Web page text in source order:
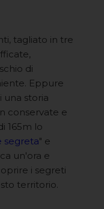
tagliato in tre
di
Eppure
una storia
conservate e
165m lo
segreta" e
un'ora e
i segreti
territorio.